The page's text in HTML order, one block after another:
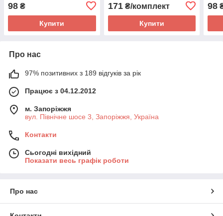
98 ₴
Купити
171₴/комплект
Купити
98
Про нас
97% позитивних з 189 відгуків за рік
Працює з 04.12.2012
м. Запоріжжя
вул. Північне шосе 3, Запоріжжя, Україна
Контакти
Сьогодні вихідний
Показати весь графік роботи
Про нас